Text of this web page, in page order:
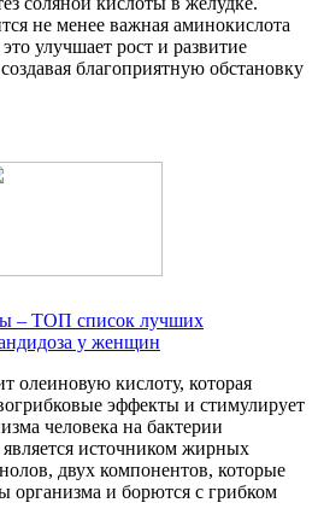
не менее важная аминокислота
улучшает рост и развитие
благоприятную обстановку
– ТОП список лучших
у женщин
олеиновую кислоту, которая
эффекты и стимулирует
человека на бактерии
источником жирных
двух компонентов, которые
организма и борются с грибком